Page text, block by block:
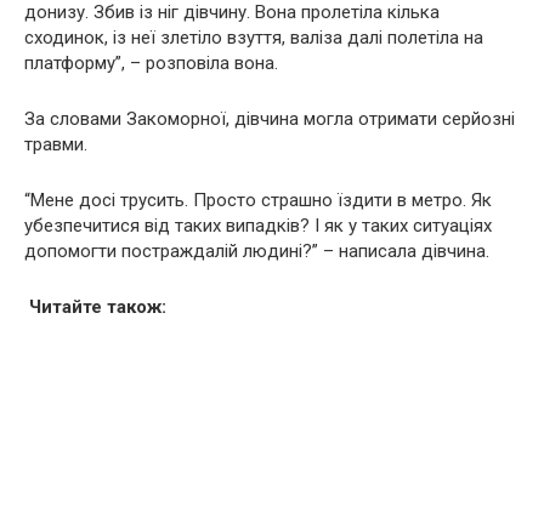
донизу. Збив із ніг дівчину. Вона пролетіла кілька
сходинок, із неї злетіло взуття, валіза далі полетіла на
платформу”, – розповіла вона.
За словами Закоморної, дівчина могла отримати серйозні
травми.
“Мене досі трусить. Просто страшно їздити в метро. Як
убезпечитися від таких випадків? І як у таких ситуаціях
допомогти постраждалій людині?” – написала дівчина.
Читайте також: